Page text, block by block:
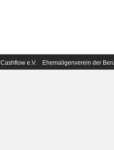
Cashflow e.V. Ehemaligenverein der